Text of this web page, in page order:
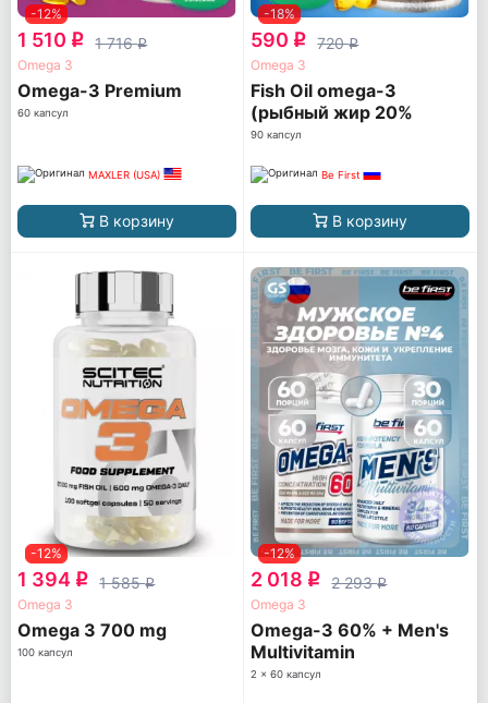
-12%
1 510 q 1 716q
Omega 3
Omega-3 Premium
60 капсул
MAXLER (USA)
В корзину
-18%
590 q 720q
Omega 3
Fish Oil omega-3
(рыбный жир 20%
ПНЖК)
90 капсул
Be First
В корзину
-12%
1 394 q 1 585q
Omega 3
Omega 3 700 mg
100 капсул
-12%
2 018 q 2 293q
Omega 3
Omega-3 60% + Men's
Multivitamin
2 x 60 капсул